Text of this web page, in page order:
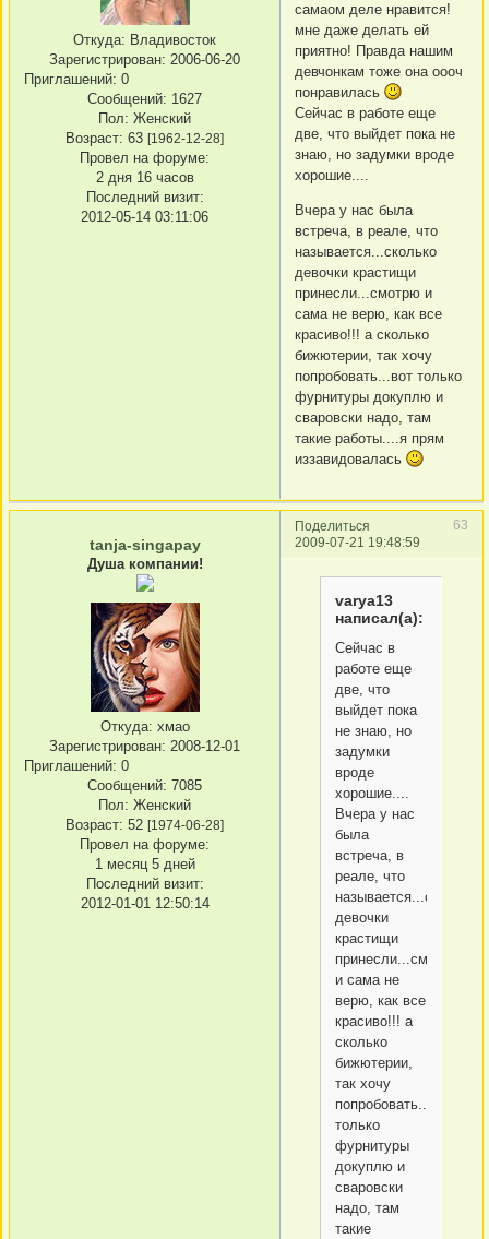
Откуда: Владивосток
Зарегистрирован: 2006-06-20
Приглашений: 0
Сообщений: 1627
Пол: Женский
Возраст: 63 [1962-12-28]
Провел на форуме:
2 дня 16 часов
Последний визит:
2012-05-14 03:11:06
самаом деле нравится!
мне даже делать ей
приятно! Правда нашим
девчонкам тоже она оооч
понравилась
Сейчас в работе еще
две, что выйдет пока не
знаю, но задумки вроде
хорошие....
Вчера у нас была
встреча, в реале, что
называется...сколько
девочки крастищи
принесли...смотрю и
сама не верю, как все
красиво!!! а сколько
бижютерии, так хочу
попробовать...вот только
фурнитуры докуплю и
сваровски надо, там
такие работы....я прям
иззавидовалась
Поделиться
63
2009-07-21 19:48:59
tanja-singapay
Душа компании!
Откуда: хмао
Зарегистрирован: 2008-12-01
Приглашений: 0
Сообщений: 7085
Пол: Женский
Возраст: 52 [1974-06-28]
Провел на форуме:
1 месяц 5 дней
Последний визит:
2012-01-01 12:50:14
varya13
написал(а):
Сейчас в
работе еще
две, что
выйдет пока
не знаю, но
задумки
вроде
хорошие....
Вчера у нас
была
встреча, в
реале, что
называется...сколько
девочки
крастищи
принесли...смотрю
и сама не
верю, как все
красиво!!! а
сколько
бижютерии,
так хочу
попробовать...вот
только
фурнитуры
докуплю и
сваровски
надо, там
такие